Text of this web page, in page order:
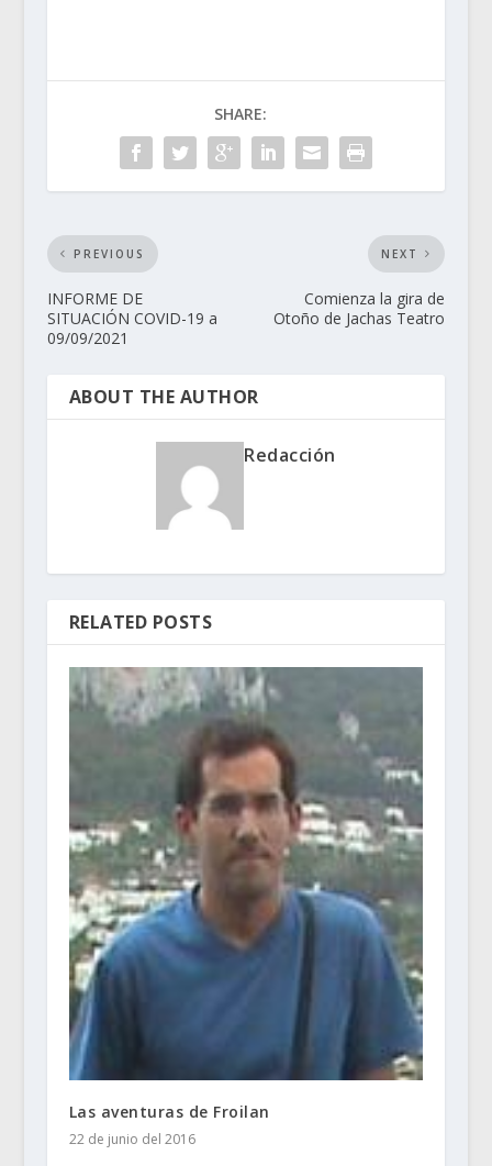
SHARE:
PREVIOUS
INFORME DE
SITUACIÓN COVID-19 a
09/09/2021
NEXT
Comienza la gira de
Otoño de Jachas Teatro
ABOUT THE AUTHOR
Redacción
RELATED POSTS
Las aventuras de Froilan
22 de junio del 2016